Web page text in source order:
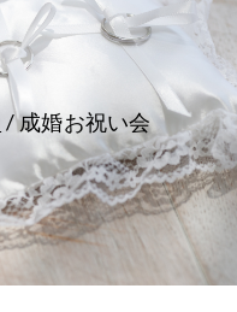
成婚お祝い会